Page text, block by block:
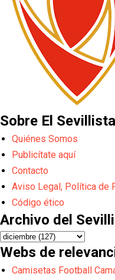
Sobre El Sevillista
Quiénes Somos
Publicítate aquí
Contacto
Aviso Legal, Política de
Código ético
Archivo del
Webs de
Camisetas Football